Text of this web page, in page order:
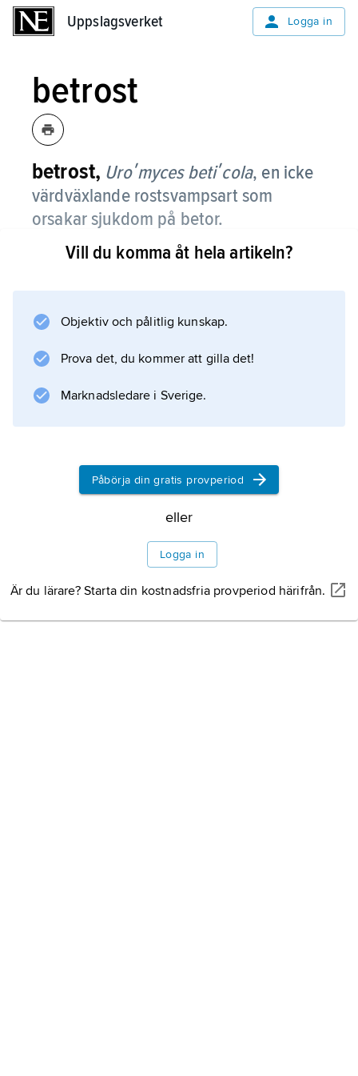
Uppslagsverket Logga in
betrost
betrost, Uroʹmyces betiʹcola, en icke
värdväxlande rostsvampsart som
orsakar sjukdom på betor.
Ett svampangrepp ger på hösten talrika
Information om artikeln
Vill du komma åt hela artikeln?
Objektiv och pålitlig kunskap.
Prova det, du kommer att gilla det!
Marknadsledare i Sverige.
Påbörja din gratis provperiod
eller
Logga in
Är du lärare? Starta din kostnadsfria provperiod härifrån.